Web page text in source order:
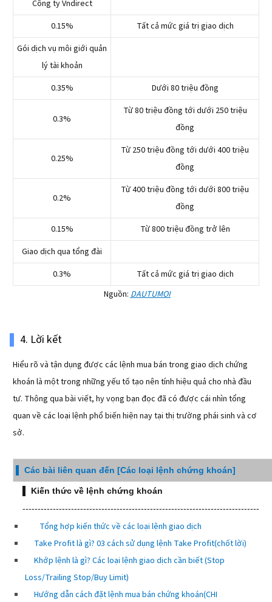
Công ty Vndirect
0.15%
Tất cả mức giá trị giao dịch
Gói dịch vụ môi giới quản
lý tài khoản
0.35%
Dưới 80 triệu đồng
0.3%
Từ 80 triệu đồng tới dưới 250 triệu
đồng
0.25%
Từ 250 triệu đồng tới dưới 400 triệu
đồng
0.2%
Từ 400 triệu đồng tới dưới 800 triệu
đồng
0.15%
Từ 800 triệu đồng trở lên
Giao dịch qua tổng đài
0.3%
Tất cả mức giá trị giao dịch
Nguồn:DAUTUMOI
4. Lời kết
Hiểu rõ và tận dụng được các lệnh mua bán trong giao dịch chứng
khoán là một trong những yếu tố tạo nên tính hiệu quả cho nhà đầu
tư. Thông qua bài viết, hy vọng bạn đọc đã có được cái nhìn tổng
quan về các loại lệnh phổ biến hiện nay tại thị trường phái sinh và cơ
sở.
Các bài liên quan đến [Các loại lệnh chứng khoán]
Kiến thức về lệnh chứng khoán
------------------------------------------------------------------------------
Tổng hợp kiến thức về các loại lệnh giao dịch
Take Profit là gì? 03 cách sử dụng lệnh Take Profit(chốt lời)
Khớp lệnh là gì? Các loại lệnh giao dịch cần biết (Stop
Loss/Trailing Stop/Buy Limit)
Hướng dẫn cách đặt lệnh mua bán chứng khoán(CHI